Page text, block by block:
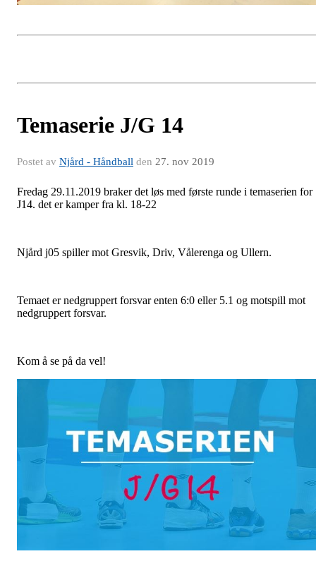
Temaserie J/G 14
Postet av Njård - Håndball den 27. nov 2019
Fredag 29.11.2019 braker det løs med første runde i temaserien for
J14. det er kamper fra kl. 18-22
Njård j05 spiller mot Gresvik, Driv, Vålerenga og Ullern.
Temaet er nedgruppert forsvar enten 6:0 eller 5.1 og motspill mot
nedgruppert forsvar.
Kom å se på da vel!